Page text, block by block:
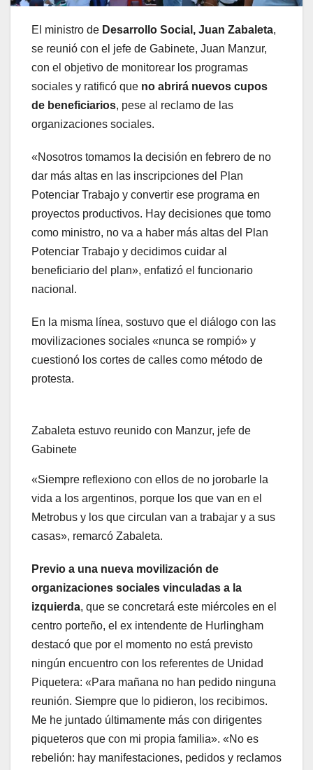
El ministro de Desarrollo Social, Juan Zabaleta,
se reunió con el jefe de Gabinete, Juan Manzur,
con el objetivo de monitorear los programas
sociales y ratificó que no abrirá nuevos cupos
de beneficiarios, pese al reclamo de las
organizaciones sociales.
«Nosotros tomamos la decisión en febrero de no
dar más altas en las inscripciones del Plan
Potenciar Trabajo y convertir ese programa en
proyectos productivos. Hay decisiones que tomo
como ministro, no va a haber más altas del Plan
Potenciar Trabajo y decidimos cuidar al
beneficiario del plan», enfatizó el funcionario
nacional.
En la misma línea, sostuvo que el diálogo con las
movilizaciones sociales «nunca se rompió» y
cuestionó los cortes de calles como método de
protesta.
Zabaleta estuvo reunido con Manzur, jefe de
Gabinete
«Siempre reflexiono con ellos de no jorobarle la
vida a los argentinos, porque los que van en el
Metrobus y los que circulan van a trabajar y a sus
casas», remarcó Zabaleta.
Previo a una nueva movilización de
organizaciones sociales vinculadas a la
izquierda, que se concretará este miércoles en el
centro porteño, el ex intendente de Hurlingham
destacó que por el momento no está previsto
ningún encuentro con los referentes de Unidad
Piquetera: «Para mañana no han pedido ninguna
reunión. Siempre que lo pidieron, los recibimos.
Me he juntado últimamente más con dirigentes
piqueteros que con mi propia familia». «No es
rebelión: hay manifestaciones, pedidos y reclamos